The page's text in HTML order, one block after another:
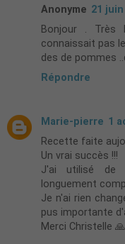
Anonyme 21 juin
Bonjour . Très
connaissait pas
des de pommes
Répondre
Marie-pierre 1
Recette faite
Un vrai succès !!!
J'ai utilisé de
longuement
Je n'ai rien
pus importante
Merci Christelle 🙏